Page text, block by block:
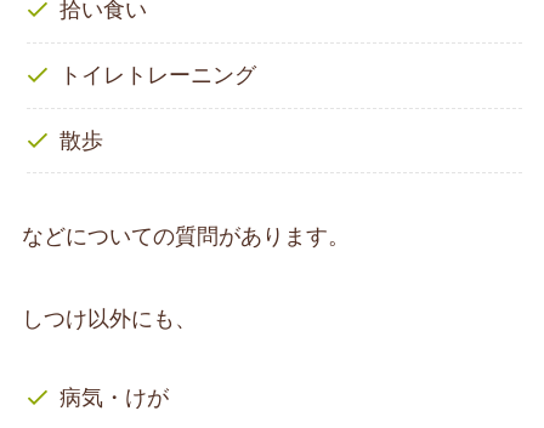
拾い食い
トイレトレーニング
散歩
などについての質問があります。
しつけ以外にも、
病気・けが